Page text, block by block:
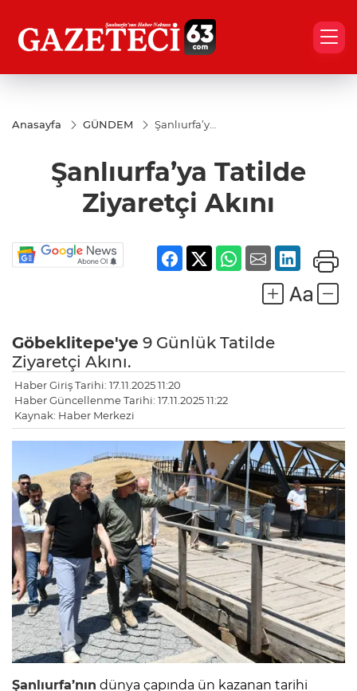
Anasayfa GÜNDEM
Şanlıurfa’ya
Akını
Şanlıurfa’ya Tatilde
Ziyaretçi Akını
Göbeklitepe'ye 9 Günlük Tatilde
Ziyaretçi Akını.
Haber Giriş Tarihi: 17.11.2025 11:20
Haber Güncellenme Tarihi: 17.11.2025 11:22
Kaynak: Haber Merkezi
Şanlıurfa’nın dünya çapında ün kazanan tarihi